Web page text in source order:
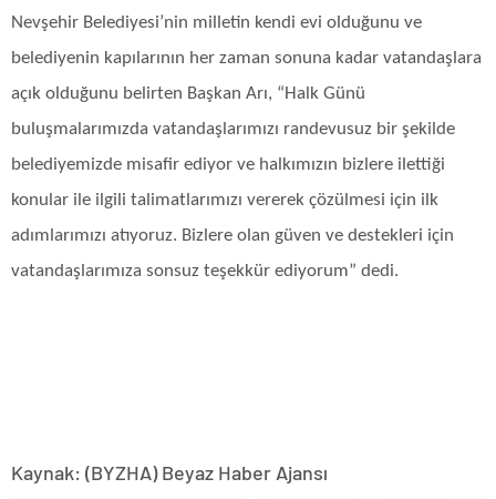
Nevşehir Belediyesi’nin milletin kendi evi olduğunu ve
belediyenin kapılarının her zaman sonuna kadar vatandaşlara
açık olduğunu belirten Başkan Arı, “Halk Günü
buluşmalarımızda vatandaşlarımızı randevusuz bir şekilde
belediyemizde misafir ediyor ve halkımızın bizlere ilettiği
konular ile ilgili talimatlarımızı vererek çözülmesi için ilk
adımlarımızı atıyoruz. Bizlere olan güven ve destekleri için
vatandaşlarımıza sonsuz teşekkür ediyorum” dedi.
Kaynak: (BYZHA) Beyaz Haber Ajansı